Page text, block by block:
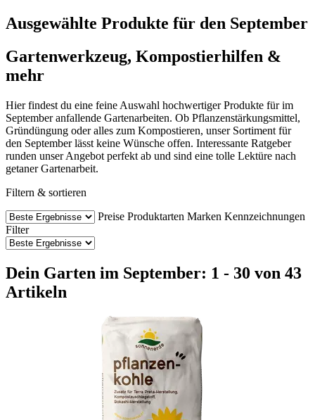
Ausgewählte Produkte für den September
Gartenwerkzeug, Kompostierhilfen &
mehr
Hier findest du eine feine Auswahl hochwertiger Produkte für im
September anfallende Gartenarbeiten. Ob Pflanzenstärkungsmittel,
Gründüngung oder alles zum Kompostieren, unser Sortiment für
den September lässt keine Wünsche offen. Interessante Ratgeber
runden unser Angebot perfekt ab und sind eine tolle Lektüre nach
getaner Gartenarbeit.
Filtern & sortieren
Preise Produktarten Marken Kennzeichnungen
Filter
Dein Garten im September: 1 - 30 von 43
Artikeln